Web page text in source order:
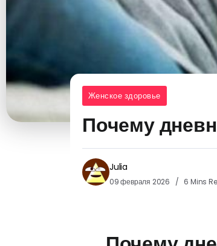
Женское здоровье
Почему
Julia
09 февраля 2026 6 Mins